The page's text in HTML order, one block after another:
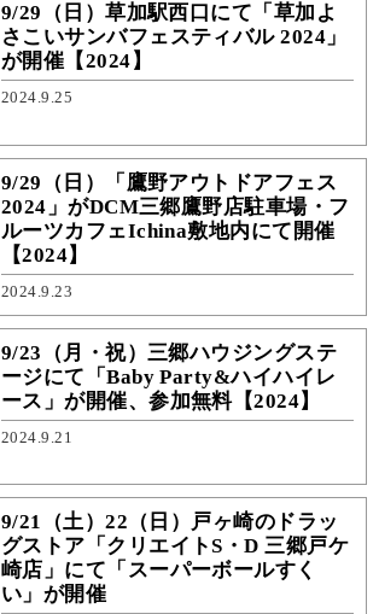
9/29（日）草加駅西口にて「草加よ
さこいサンバフェスティバル 2024」
が開催【2024】
2024.9.25
9/29（日）「鷹野アウトドアフェス
2024」がDCM三郷鷹野店駐車場・フ
ルーツカフェIchina敷地内にて開催
【2024】
2024.9.23
9/23（月・祝）三郷ハウジングステ
ージにて「Baby Party&ハイハイレ
ース」が開催、参加無料【2024】
2024.9.21
9/21（土）22（日）戸ヶ崎のドラッ
グストア「クリエイトS・D 三郷戸ケ
崎店」にて「スーパーボールすく
い」が開催